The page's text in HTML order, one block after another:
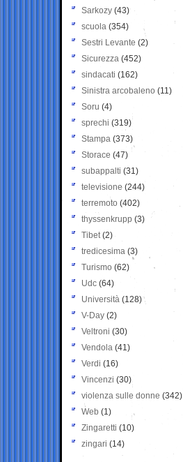
Sarkozy (43)
scuola (354)
Sestri Levante (2)
Sicurezza (452)
sindacati (162)
Sinistra arcobaleno (11)
Soru (4)
sprechi (319)
Stampa (373)
Storace (47)
subappalti (31)
televisione(244)
terremoto (402)
thyssenkrupp (3)
Tibet(2)
tredicesima (3)
Turismo (62)
Udc (64)
Università (128)
V-Day (2)
Veltroni (30)
Vendola (41)
Verdi (16)
Vincenzi (30)
violenza sulle donne (342)
Web (1)
Zingaretti (10)
zingari (14)